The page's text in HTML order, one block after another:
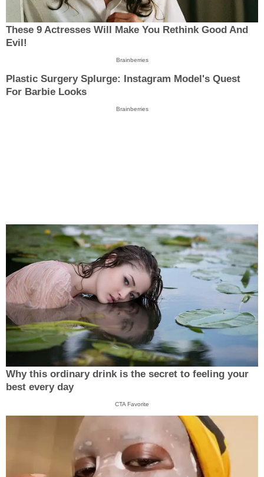
These 9 Actresses Will Make You Rethink Good And
Evil!
Brainberries
Plastic Surgery Splurge: Instagram Model's Quest
For Barbie Looks
Brainberries
Why this ordinary drink is the secret to feeling your
best every day
CTA Favorite